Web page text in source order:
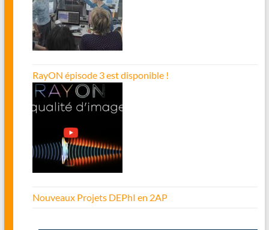
RayON épisode 3 est disponible !
Nouveaux Projets DEPhI en 2AP